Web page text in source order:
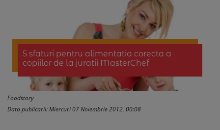
5 sfaturi pentru alimentatia corecta a
copiilor de la juratii MasterChef
Foodstory
Data publicarii: Miercuri 07 Noiembrie 2012, 00:08